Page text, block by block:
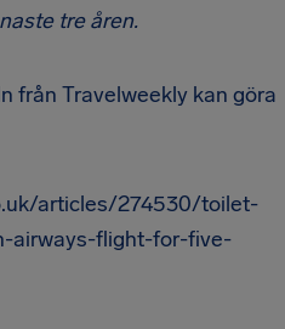
tre åren.
från Travelweekly kan göra
articles/274530/toilet-
airways-flight-for-five-